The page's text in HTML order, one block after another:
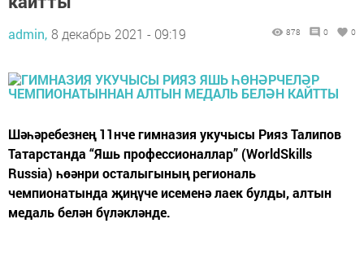
admin, 8 декабрь 2021 - 09:19 878 0 0
Шәһәребезнең 11нче гимназия укучысы Рияз Талипов
Татарстанда “Яшь профессионаллар” (WorldSkills
Russia) һөәнри осталыгының региональ
чемпионатында җиңүче исеменә лаек булды, алтын
медаль белән бүләкләнде.